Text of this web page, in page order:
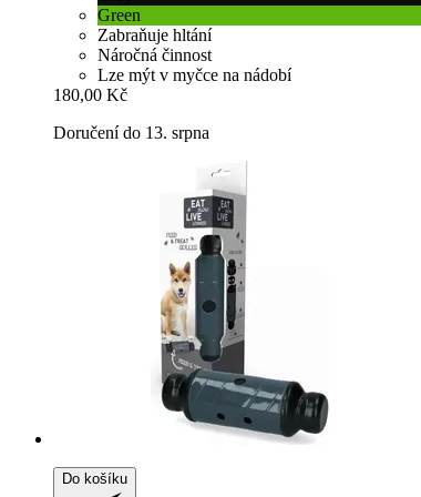
Green
Zabraňuje hltání
Náročná činnost
Lze mýt v myčce na nádobí
180,00 Kč
Doručení do 13. srpna
Do košíku